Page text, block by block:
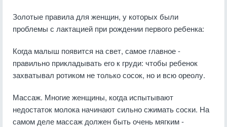
Золотые правила для женщин, у которых были
проблемы с лактацией при рождении первого ребенка:
Когда малыш появится на свет, самое главное -
правильно прикладывать его к груди: чтобы ребенок
захватывал ротиком не только сосок, но и всю ореолу.
Массаж. Многие женщины, когда испытывают
недостаток молока начинают сильно сжимать соски. На
самом деле массаж должен быть очень мягким -